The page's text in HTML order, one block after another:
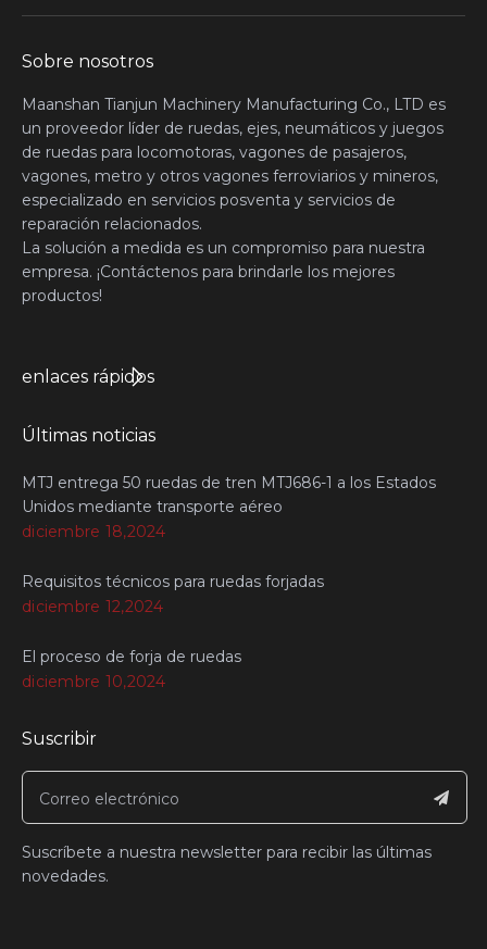
Sobre nosotros
Maanshan Tianjun Machinery Manufacturing Co., LTD es
un proveedor líder de ruedas, ejes, neumáticos y juegos
de ruedas para locomotoras, vagones de pasajeros,
vagones, metro y otros vagones ferroviarios y mineros,
especializado en servicios posventa y servicios de
reparación relacionados.
La solución a medida es un compromiso para nuestra
empresa. ¡Contáctenos para brindarle los mejores
productos!
enlaces rápidos
Últimas noticias
MTJ entrega 50 ruedas de tren MTJ686-1 a los Estados
Unidos mediante transporte aéreo
diciembre 18,2024
Requisitos técnicos para ruedas forjadas
diciembre 12,2024
El proceso de forja de ruedas
diciembre 10,2024
Suscribir
Suscríbete a nuestra newsletter para recibir las últimas
novedades.